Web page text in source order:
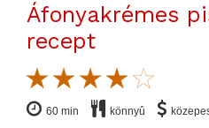
Áfonyakrémes
recept
60 min könnyû